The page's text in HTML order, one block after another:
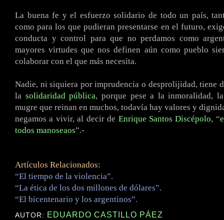
La buena fe y el esfuerzo solidario de todo un país,
como para los que pudieran presentarse en el futuro,
conducta y control para que no perdamos como
mayores virtudes que nos definen aún como pueblo
colaborar con el que más necesita.
Nadie, ni siquiera por imprudencia o desprolijidad, tiene
la solidaridad pública, porque pese a la inmoralidad,
mugre que reinan en muchos, todavía hay valores y
negamos a vivir, al decir de Enrique Santos Discépolo, “
todos manoseaos”.-
Artículos Relacionados:
“El tiempo de la violencia”.
“La ética de los dos millones de dólares”.
“El bicentenario y los argentinos”.
AUTOR: EDUARDO CASTILLO PÁEZ